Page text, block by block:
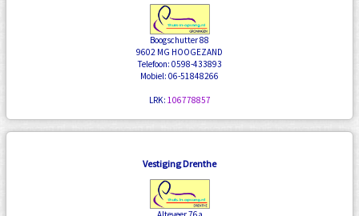
Boogschutter 88
9602 MG HOOGEZAND
Telefoon: 0598-433893
Mobiel: 06-51848266
LRK: 106778857
Vestiging Drenthe